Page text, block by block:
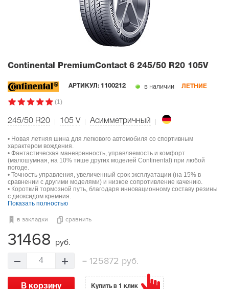
Continental PremiumContact 6 245/50 R20 105V
АРТИКУЛ: 1100212 в наличии ЛЕТНИЕ
(1)
245/50 R20 105 V Асимметричный
• Новая летняя шина для легкового автомобиля со спортивным
характером вождения.
• Фантастическая маневренность, управляемость и комфорт
(малошумная, на 10% тише других моделей Continental) при любой
погоде.
• Точность управления, увеличенный срок эксплуатации (на 15% в
сравнении с другими моделями) и низкое сопротивление качению.
• Короткий тормозной путь, благодаря инновационному составу резины
с диоксидом кремния.
Показать полностью
в закладки сравнить
31468 руб.
4 =125872 руб.
В корзину Купить в 1 клик